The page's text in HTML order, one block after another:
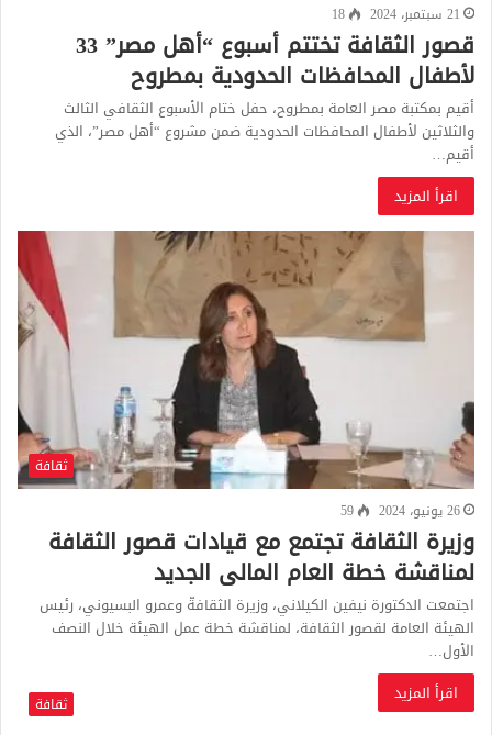
21 سبتمبر، 2024
18
قصور الثقافة تختتم أسبوع “أهل مصر” 33
لأطفال المحافظات الحدودية بمطروح
أقيم بمكتبة مصر العامة بمطروح، حفل ختام الأسبوع الثقافي الثالث
والثلاثين لأطفال المحافظات الحدودية ضمن مشروع “أهل مصر”، الذي
أقيم…
اقرأ المزيد
ثقافة
26 يونيو، 2024
59
وزيرة الثقافة تجتمع مع قيادات قصور الثقافة
لمناقشة خطة العام المالى الجديد
اجتمعت الدكتورة نيفين الكيلاني، وزيرة الثقافةّ وعمرو البسيوني، رئيس
الهيئة العامة لقصور الثقافة، لمناقشة خطة عمل الهيئة خلال النصف
الأول…
اقرأ المزيد
ثقافة